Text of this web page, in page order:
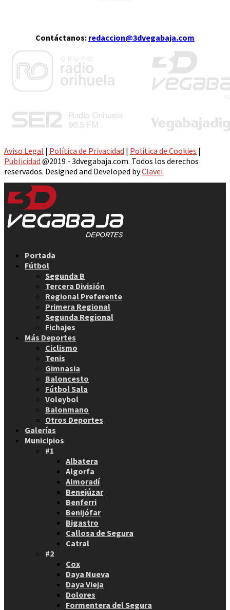
Contáctanos: redaccion@3dvegabaja.com
Aviso Legal | Política de Privacidad | Política de Cookies |
Publicidad @2019 - 3dvegabaja.com. Todos los derechos
reservados. Designed and Developed byClavei
Portada
Fútbol
Segunda B
Tercera División
Regional Preferente
Primera Regional
Segunda Regional
Fichajes
Más Deportes
Ciclismo
Tenis
Gimnasia
Baloncesto
Fútbol Sala
Voleybol
Balonmano
Otros Deportes
Galerías
Municipios
#1
Albatera
Algorfa
Almoradí
Benejúzar
Benferri
Benijófar
Bigastro
Callosa de Segura
Catral
#2
Cox
Daya Nueva
Daya Vieja
Dolores
Formentera del Segura